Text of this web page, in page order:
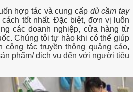
hợp tác và cung cấp dù cầm tay
tốt nhất. Đặc biệt, đơn vị luôn
các doanh nghiệp, cửa hàng từ
Chúng tôi tự hào khi có thể giúp
công tác truyền thông quảng cáo,
phẩm/ dịch vụ đến với người tiêu